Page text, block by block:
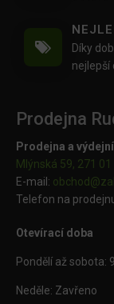
Díky
nejlepší
Prodejna
Prodejna a
Mlýnská 59, 271
E-mail: obchod@
Telefon na
Otevírací doba
Pondělí až sobota:
Neděle: Zavřeno